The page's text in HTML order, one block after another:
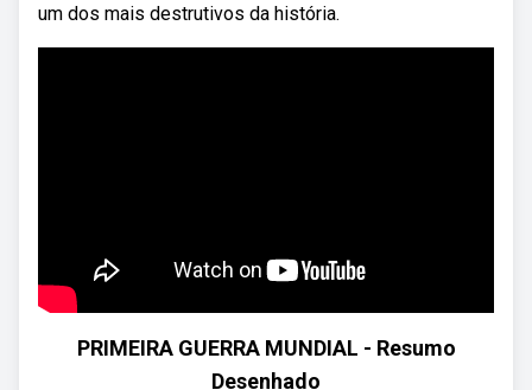
um dos mais destrutivos da história.
PRIMEIRA GUERRA MUNDIAL - Resumo
Desenhado